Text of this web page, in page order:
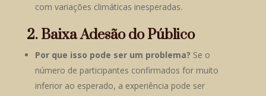
com variações climáticas inesperadas.
2. Baixa Adesão do Público
Por que isso pode ser um problema? Se o
número de participantes confirmados for muito
inferior ao esperado, a experiência pode ser